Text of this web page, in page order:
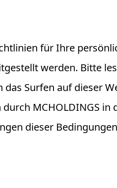
für Ihre
werden. Bitte
Surfen auf dieser
MCHOLDINGS
dieser